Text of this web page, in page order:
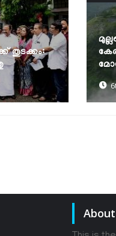
ഉയർത്താൻ